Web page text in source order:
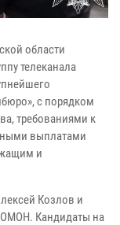
области
телеканала
с порядком
требованиями к
выплатами
и
Козлов и
ОМОН. Кандидаты на